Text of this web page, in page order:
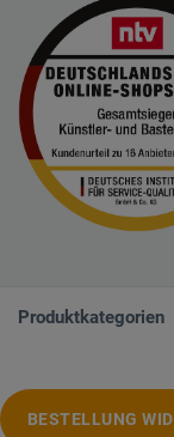
Produktkategorien
BESTELLUNG